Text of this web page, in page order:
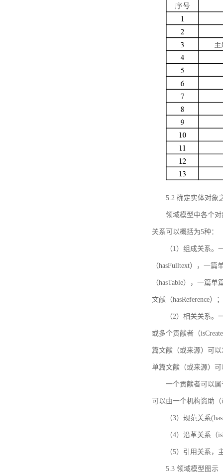
5.2 确定实体对象
领域模型中各个
关系可以概括为5种：
（1）组成关系
（hasFulltext），一
（hasTable），一篇
文献（hasReference）；
（2）相关关系
或多个贡献者（
篇文献（或来源）可
单篇文献（或来源）可
一个贡献者可以
可以由一个机构资助（
（3）规范关系
（4）沿革关系
（5）引用关系，
5.3 领域模型图示